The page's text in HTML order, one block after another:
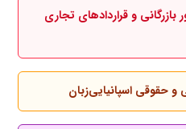
و قراردادهای تجاری
و حقوقی اسپانیایی‌زبان